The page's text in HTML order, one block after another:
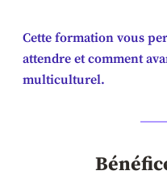
Cette formation vous
attendre et comment
multiculturel.